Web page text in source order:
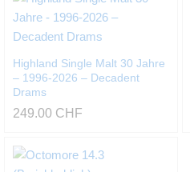
Highland Single Malt 30 Jahre
– 1996-2026 – Decadent
Drams
249.00 CHF